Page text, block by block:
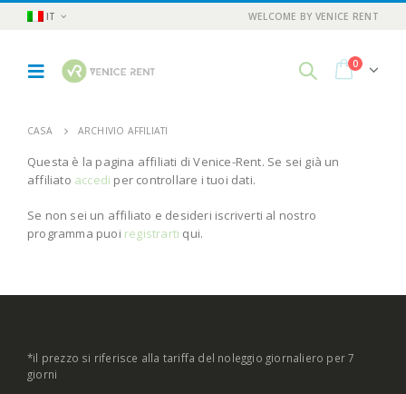
IT WELCOME BY VENICE RENT
0
CASA ARCHIVIO AFFILIATI
Questa è la pagina affiliati di Venice-Rent. Se sei già un
affiliato accedi per controllare i tuoi dati.
Se non sei un affiliato e desideri iscriverti al nostro
programma puoi registrarti qui.
*il prezzo si riferisce alla tariffa del noleggio giornaliero per 7
giorni